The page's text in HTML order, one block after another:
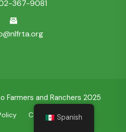
367-9081
Farmers and Ranchers 2025
Contact UsSpanish